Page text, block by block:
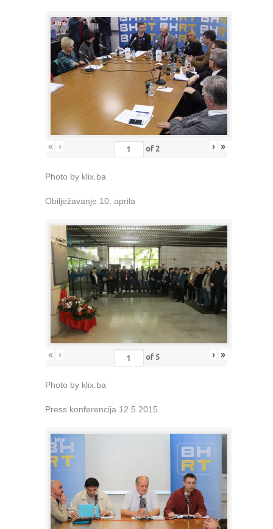
« ‹ of 2 › »
Photo by klix.ba
Obilježavanje 10. aprila
« ‹ of 5 › »
Photo by klix.ba
Press konferencija 12.5.2015.